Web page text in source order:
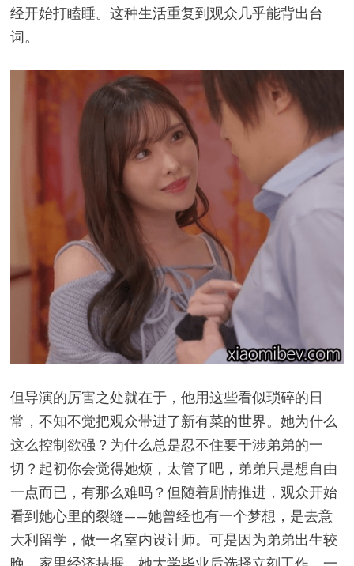
经开始打瞌睡。这种生活重复到观众几乎能背出台
词。
但导演的厉害之处就在于，他用这些看似琐碎的日
常，不知不觉把观众带进了新有菜的世界。她为什么
这么控制欲强？为什么总是忍不住要干涉弟弟的一
切？起初你会觉得她烦，太管了吧，弟弟只是想自由
一点而已，有那么难吗？但随着剧情推进，观众开始
看到她心里的裂缝——她曾经也有一个梦想，是去意
大利留学，做一名室内设计师。可是因为弟弟出生较